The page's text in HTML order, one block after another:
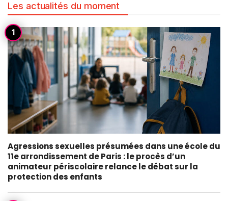
Les actualités du moment
Agressions sexuelles présumées dans une école du
11e arrondissement de Paris : le procès d’un
animateur périscolaire relance le débat sur la
protection des enfants